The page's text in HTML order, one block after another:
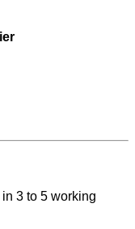
3 to 5 working